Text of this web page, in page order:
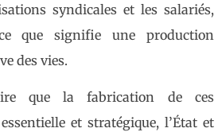
syndicales et les salariés,
que signifie une production
des vies.
que la fabrication de ces
et stratégique, l’État et